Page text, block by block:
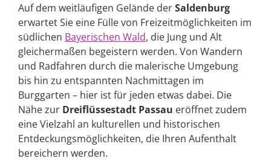
Auf dem weitläufigen Gelände derSaldenburg
erwartet Sie eine Fülle von Freizeitmöglichkeiten im
südlichen Bayerischen Wald, die Jung und Alt
gleichermaßen begeistern werden. Von Wandern
und Radfahren durch die malerische Umgebung
bis hin zu entspannten Nachmittagen im
Burggarten – hier ist für jeden etwas dabei. Die
Nähe zur Dreiflüssestadt Passau eröffnet zudem
eine Vielzahl an kulturellen und historischen
Entdeckungsmöglichkeiten, die Ihren Aufenthalt
bereichern werden.